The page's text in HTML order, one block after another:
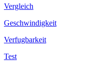
Vergleich
Geschwindigkeit
Verfugbarkeit
Test